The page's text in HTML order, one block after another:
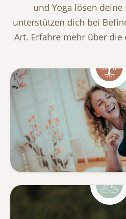
und Yoga lösen
unterstützen dich bei
Art. Erfahre mehr über die
Shiatsu &
Ganzheitliche
aus Japan &
Massage.
Mehr erfahren